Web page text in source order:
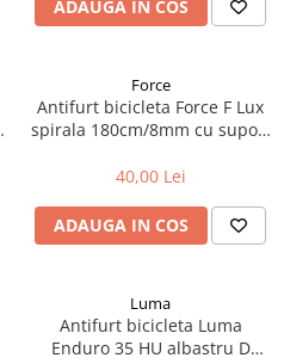
ADAUGA IN COS
Force
Antifurt bicicleta Force F Lux
spirala 180cm/8mm cu suport
40,00 Lei
ADAUGA IN COS
Luma
Antifurt bicicleta Luma
Enduro 35 HU albastru D